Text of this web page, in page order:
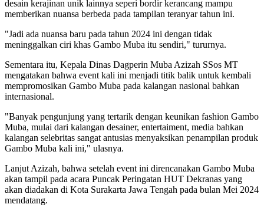
desain kerajinan unik lainnya seperi bordir kerancang mampu
memberikan nuansa berbeda pada tampilan teranyar tahun ini.
"Jadi ada nuansa baru pada tahun 2024 ini dengan tidak
meninggalkan ciri khas Gambo Muba itu sendiri," tururnya.
Sementara itu, Kepala Dinas Dagperin Muba Azizah SSos MT
mengatakan bahwa event kali ini menjadi titik balik untuk kembali
mempromosikan Gambo Muba pada kalangan nasional bahkan
internasional.
"Banyak pengunjung yang tertarik dengan keunikan fashion Gambo
Muba, mulai dari kalangan desainer, entertaiment, media bahkan
kalangan selebritas sangat antusias menyaksikan penampilan produk
Gambo Muba kali ini," ulasnya.
Lanjut Azizah, bahwa setelah event ini direncanakan Gambo Muba
akan tampil pada acara Puncak Peringatan HUT Dekranas yang
akan diadakan di Kota Surakarta Jawa Tengah pada bulan Mei 2024
mendatang.